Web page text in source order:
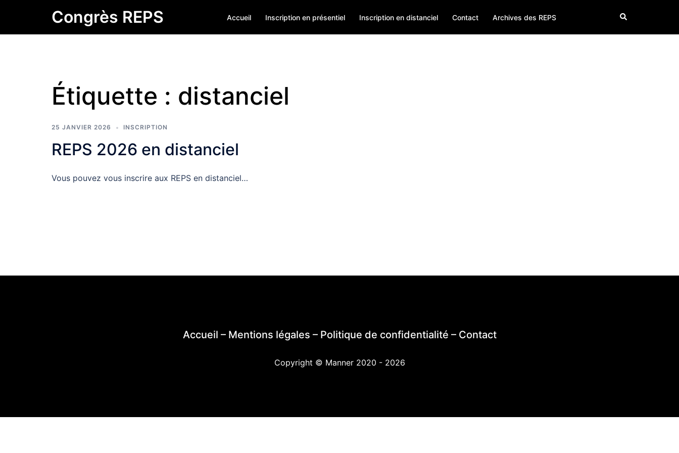
content
Congrès REPS Accueil Inscription en présentiel Inscription en distanciel Contact Archives des REPS Search
Étiquette : distanciel
25 JANVIER 2026 INSCRIPTION
REPS 2026 en distanciel
Vous pouvez vous inscrire aux REPS en distanciel…
Accueil – Mentions légales – Politique de confidentialité – Contact
Copyright © Manner 2020 - 2026